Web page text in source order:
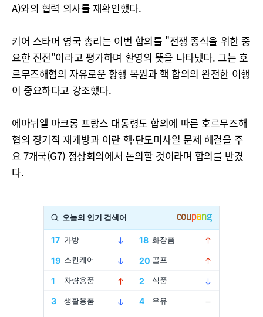
A)와의 협력 의사를 재확인했다.
키어 스타머 영국 총리는 이번 합의를 "전쟁 종식을 위한 중
요한 진전"이라고 평가하며 환영의 뜻을 나타냈다. 그는 호
르무즈해협의 자유로운 항행 복원과 핵 합의의 완전한 이행
이 중요하다고 강조했다.
에마뉘엘 마크롱 프랑스 대통령도 합의에 따른 호르무즈해
협의 장기적 재개방과 이란 핵·탄도미사일 문제 해결을 주
요 7개국(G7) 정상회의에서 논의할 것이라며 합의를 반겼
다.